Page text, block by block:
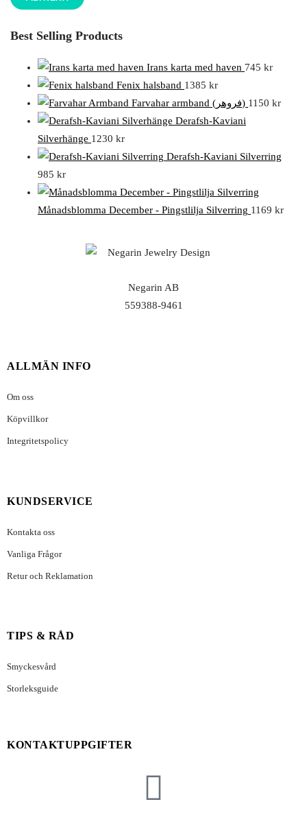
Best Selling Products
Irans karta med haven 745 kr
Fenix halsband 1385 kr
Farvahar armband (فروهر) 1150 kr
Derafsh-Kaviani
Silverhänge 1230 kr
Derafsh-Kaviani Silverring
985 kr
Månadsblomma December - Pingstlilja Silverring 1169 kr
Negarin AB
559388-9461
ALLMÄN INFO
Om oss
Köpvillkor
Integritetspolicy
KUNDSERVICE
Kontakta oss
Vanliga Frågor
Retur och Reklamation
TIPS & RÅD
Smyckesvård
Storleksguide
KONTAKTUPPGIFTER